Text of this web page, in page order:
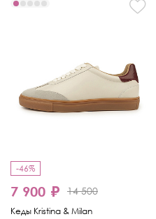
-46%
7 900 ₽ 14 500
Кеды Kristina & Milan